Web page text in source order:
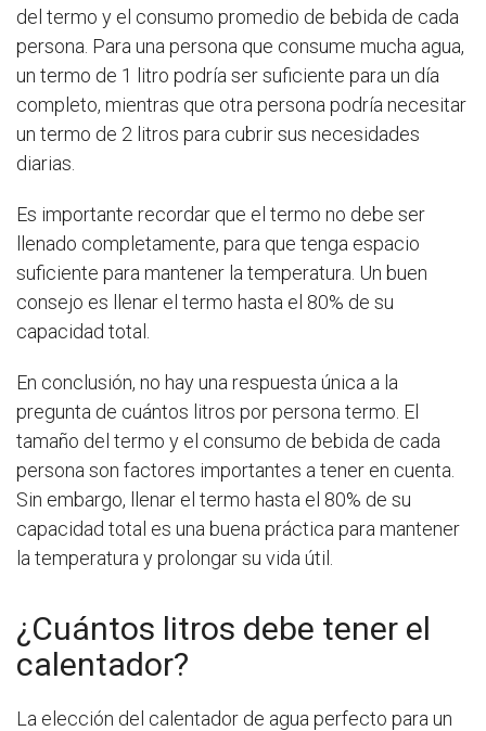
del termo y el consumo promedio de bebida de cada
persona. Para una persona que consume mucha agua,
un termo de 1 litro podría ser suficiente para un día
completo, mientras que otra persona podría necesitar
un termo de 2 litros para cubrir sus necesidades
diarias.
Es importante recordar que el termo no debe ser
llenado completamente, para que tenga espacio
suficiente para mantener la temperatura. Un buen
consejo es llenar el termo hasta el 80% de su
capacidad total.
En conclusión, no hay una respuesta única a la
pregunta de cuántos litros por persona termo. El
tamaño del termo y el consumo de bebida de cada
persona son factores importantes a tener en cuenta.
Sin embargo, llenar el termo hasta el 80% de su
capacidad total es una buena práctica para mantener
la temperatura y prolongar su vida útil.
¿Cuántos litros debe tener el
calentador?
La elección del calentador de agua perfecto para un